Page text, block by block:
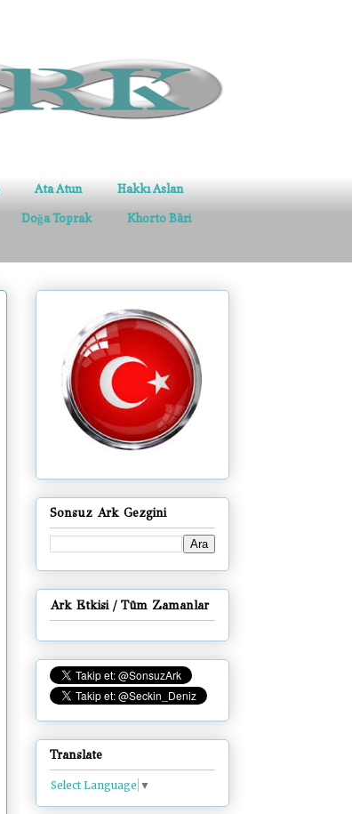
Ata Atun Hakkı Aslan
Doğa Toprak Khorto Bâri
Sonsuz Ark Gezgini
Ark Etkisi / Tüm Zamanlar
Translate
Select Language ▼